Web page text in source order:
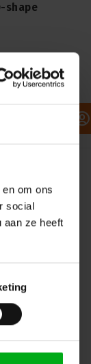
om ons
social
aan ze heeft
shape